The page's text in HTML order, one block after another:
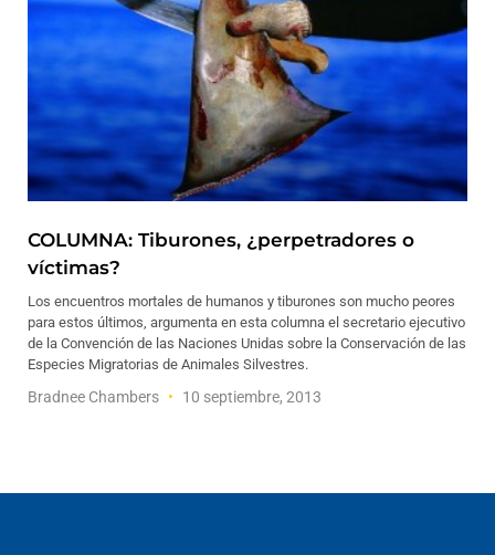
COLUMNA: Tiburones, ¿perpetradores o
víctimas?
Los encuentros mortales de humanos y tiburones son mucho peores
para estos últimos, argumenta en esta columna el secretario ejecutivo
de la Convención de las Naciones Unidas sobre la Conservación de las
Especies Migratorias de Animales Silvestres.
Bradnee Chambers 10 septiembre, 2013